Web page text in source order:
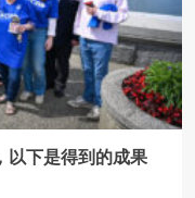
以下是得到的成果